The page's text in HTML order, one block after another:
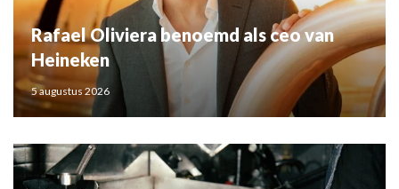
Rafael Oliviera benoemd als ceo van
Heineken
5 augustus 2026